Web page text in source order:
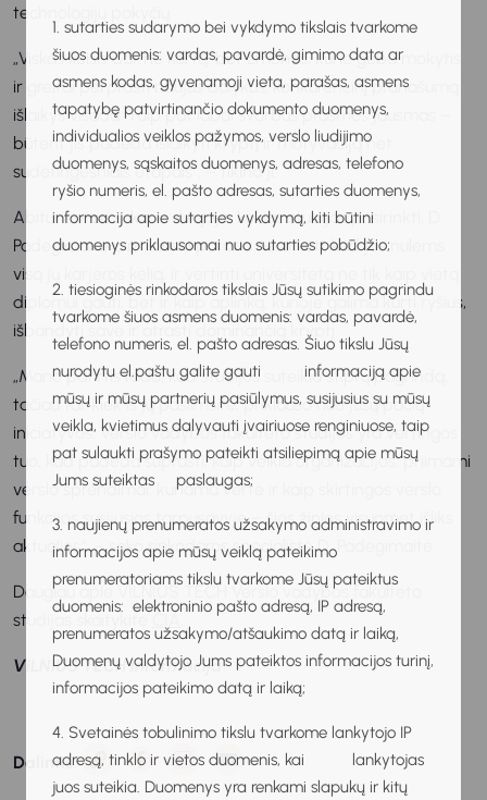
1. sutarties sudarymo bei vykdymo tikslais tvarkome
šiuos duomenis: vardas, pavardė, gimimo data ar
asmens kodas, gyvenamoji vieta, parašas, asmens
tapatybę patvirtinančio dokumento duomenys,
individualios veiklos pažymos, verslo liudijimo
duomenys, sąskaitos duomenys, adresas, telefono
ryšio numeris, el. pašto adresas, sutarties duomenys,
informacija apie sutarties vykdymą, kiti būtini
duomenys priklausomai nuo sutarties pobūdžio;
2. tiesioginės rinkodaros tikslais Jūsų sutikimo pagrindu
tvarkome šiuos asmens duomenis: vardas, pavardė,
telefono numeris, el. pašto adresas. Šiuo tikslu Jūsų
nurodytu el.paštu galite gauti informaciją apie
mūsų ir mūsų partnerių pasiūlymus, susijusius su mūsų
veikla, kvietimus dalyvauti įvairiuose renginiuose, taip
pat sulaukti prašymo pateikti atsiliepimą apie mūsų
Jums suteiktas paslaugas;
3. naujienų prenumeratos užsakymo administravimo ir
informacijos apie mūsų veiklą pateikimo
prenumeratoriams tikslu tvarkome Jūsų pateiktus
duomenis: elektroninio pašto adresą, IP adresą,
prenumeratos užsakymo/atšaukimo datą ir laiką,
Duomenų valdytojo Jums pateiktos informacijos turinį,
informacijos pateikimo datą ir laiką;
4. Svetainės tobulinimo tikslu tvarkome lankytojo IP
adresą, tinklo ir vietos duomenis, kai lankytojas
juos suteikia. Duomenys yra renkami slapukų ir kitų
technologijų pokyčių.
„Viskas keisis dar ne kartą, bet žmonės, kurie geba mokytis
ir greitai perprasti naujus dalykus, konkurencinį pranašumą
išlaikys visada. Taip pat labai svarbus prasmės jausmas –
būtent jis padeda išlaikyti kryptį ir motyvaciją net
sudėtingesniais etapais“, – tikina ji.
Abiturientams, kurie dvejoja, kokias studijas pasirinkti, D.
Padegimaitė pirmiausia pataria nesitikėti, kad jos nulems
visą jų karjeros kelią, ir vertinti universitetą ne tik kaip vietą
diplomui gauti, bet ir kaip aplinką, kurioje galima kurti ryšius,
išbandyti save ir atrasti dominančią kryptį.
„Mano patirtis rodo, kad studijos suteikia stiprų pagrindą,
tačiau tai, kiek iš jų pasiimsite, priklauso nuo jūsų pačių
iniciatyvos. Verslo vadybos fakulteto studijos yra vertingos
tuo, kad padeda suprasti, kaip veikia organizacijos, priimami
verslo sprendimai, kuriama vertė ir kaip skirtingos verslo
funkcijos susijusios tarpusavyje – šios žinios visuomet išliks
aktualios“, – sako rinkodaros specialistė D. Padegimaitė.
Daugiau apie VILNIUS TECH Verslo vadybos fakulteto
studijas skaitykite
ČIA
VILNIUS TECH informacija
Dalintis: